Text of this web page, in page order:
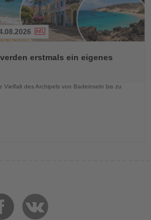
erstmals ein eigenes
Vielfalt des Archipels von Badeinseln bis zu